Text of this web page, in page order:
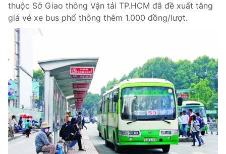
Photo Infographic
Video
VTV Money VTV Thể thao
VTV Sức khoẻ Bất động sản
Thị trường 24h Tấm lòng Việt
thuộc Sở Giao thông Vận tải TP.HCM đã đề xuất tăng
giá vé xe bus phổ thông thêm 1.000 đồng/lượt.